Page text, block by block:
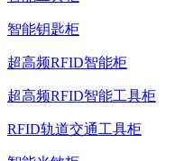
智能钥匙柜
超高频RFID智能柜
超高频RFID智能工具柜
RFID轨道交通工具柜